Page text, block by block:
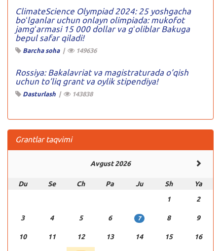
ClimateScience Olympiad 2024: 25 yoshgacha
boʻlganlar uchun onlayn olimpiada: mukofot
jamgʻarmasi 15 000 dollar va gʻoliblar Bakuga
bepul safar qiladi!
Barcha soha| 149636
Rossiya: Bakalavriat va magistraturada o’qish
uchun to’liq grant va oylik stipendiya!
Dasturlash | 143838
Grantlar taqvimi
Avgust 2026
Du Se Ch Pa Ju Sh
Ya
1
2
3 4 5 6 7 8 9
10 11 12 13 14 15 16